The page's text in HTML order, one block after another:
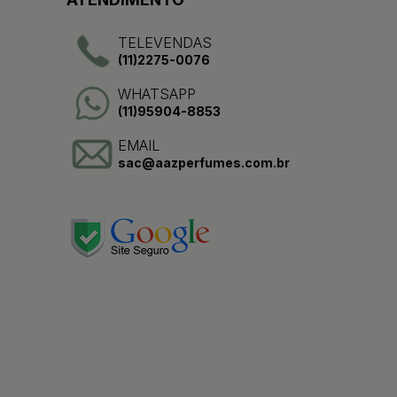
TELEVENDAS
(11)2275-0076
WHATSAPP
(11)95904-8853
EMAIL
sac@aazperfumes.com.br